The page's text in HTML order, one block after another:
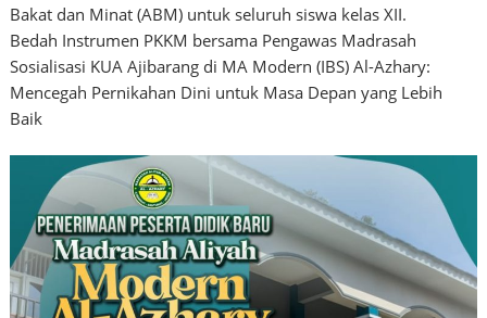
Bakat dan Minat (ABM) untuk seluruh siswa kelas XII.
Bedah Instrumen PKKM bersama Pengawas Madrasah
Sosialisasi KUA Ajibarang di MA Modern (IBS) Al-Azhary:
Mencegah Pernikahan Dini untuk Masa Depan yang Lebih
Baik